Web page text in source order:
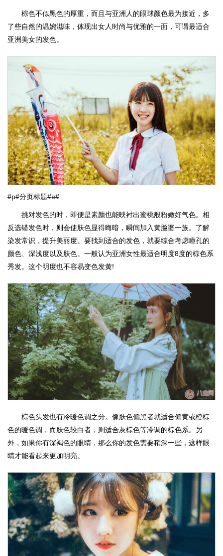
棕色不似黑色的厚重，而且与亚洲人的眼球颜色最为接近，多
了些自然的温婉滋味，体现出女人时尚与优雅的一面，可谓最适合
亚洲美女的发色。
#p#分页标题#e#
挑对发色的时，即便是素颜也能映衬出蜜桃般粉嫩好气色。相
反选错发色时，则会使肤色显得晦暗，瞬间加入黄脸婆一族。了解
染发常识，提升美丽度。要找到适合的发色，就要综合考虑瞳孔的
颜色、深浅度以及肤色。一般认为亚洲女性最适合明度8度的棕色系
秀发。这个明度也不容易变色发黄!
棕色头发也有冷暖色调之分。像肤色偏黑者就适合偏黄或橙棕
色的暖色调，而肤色较白者，则适合灰棕色等冷调的棕色系。另
外，如果你有深褐色的眼睛，那么你的发色需要稍深一些，这样眼
睛才能看起来更加明亮。